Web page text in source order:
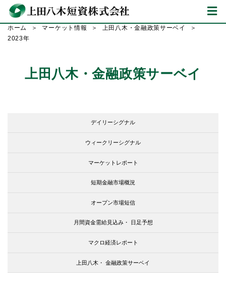
ホーム マーケット情報
上田八木・金融政策サーベイ
2023年
上田八木・金融政策サーベイ
デイリーシグナル
ウィークリーシグナル
マーケットレポート
短期金融市場概況
オープン市場短信
月間資金需給見込み・ 日足予想
マクロ経済レポート
上田八木・ 金融政策サーベイ